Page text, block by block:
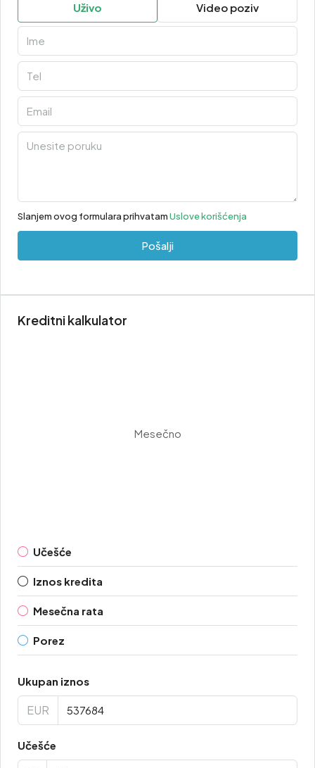
Uživo Video poziv
Slanjem ovog formulara prihvatamUslove korišćenja
Pošalji
Kreditni kalkulator
Mesečno
Učešće
Iznos kredita
Mesečna rata
Porez
Ukupan iznos
EUR
Učešće